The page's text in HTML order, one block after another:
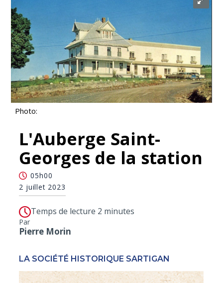
Photo:
L'Auberge Saint-
Georges de la station
05h00
2 juillet 2023
Temps de lecture 2 minutes
Par
Pierre Morin
LA SOCIÉTÉ HISTORIQUE SARTIGAN